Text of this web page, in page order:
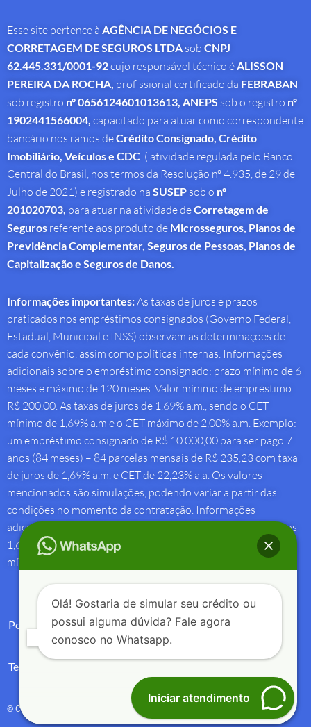
Esse site pertence à AGÊNCIA DE NEGÓCIOS E
CORRETAGEM DE SEGUROS LTDA sob CNPJ
62.445.331/0001-92cujo responsável técnico é ALISSON
PEREIRA DA ROCHA profissional certificado da FEBRABAN
sob registro nº 0656124601013613, ANEPS sob o registro nº
1902441566004, capacitado para atuar como correspondente
bancário nos ramos deCrédito Consignado, Crédito
Imobiliário, Veículos e CDC ( atividade regulada pelo Banco
Central do Brasil, nos termos da Resolução nº 4.935, de 29 de
Julho de 2021) e registrado na SUSEP sob o nº
201020703, para atuar na atividade deCorretagem de
Seguros referente aos produto de Microsseguros, Planos de
Previdência Complementar, Seguros de Pessoas, Planos de
Capitalização e Seguros de Danos.
Informações importantes:As taxas de juros e prazos
praticados nos empréstimos consignados (Governo Federal,
Estadual, Municipal e INSS) observam as determinações de
cada convênio, assim como políticas internas. Informações
adicionais sobre o empréstimo consignado: prazo mínimo de 6
meses e máximo de 120 meses. Valor mínimo de empréstimo
R$ 200,00. As taxas de juros de 1,69% a.m., sendo o CET
mínimo de 1,69% a.m e o CET máximo de 2,00% a.m. Exemplo:
um empréstimo consignado de R$ 10.000,00 para ser pago 7
anos (84 meses) – 84 parcelas mensais de R$ 235,23 com taxa
de juros de 1,69% a.m. e CET de 22,23% a.a. Os valores
mencionados são simulações, podendo variar a partir das
condições no momento da contratação. Informações
adicionais sobre antecipação saque-aniversário: Taxa de juros
1,69% a.m e Custo Efetivo Total máximo de 1,92% a.m. e
mínimo de 1,88% a.m.
Política de Privacidade
Termos de Uso
© Copyright 2004 – 2025 – Créditos e Seguros – All Rights Reserved.
Olá! Gostaria de simular seu crédito ou
possui alguma dúvida? Fale agora
conosco no Whatsapp.
Iniciar atendimento